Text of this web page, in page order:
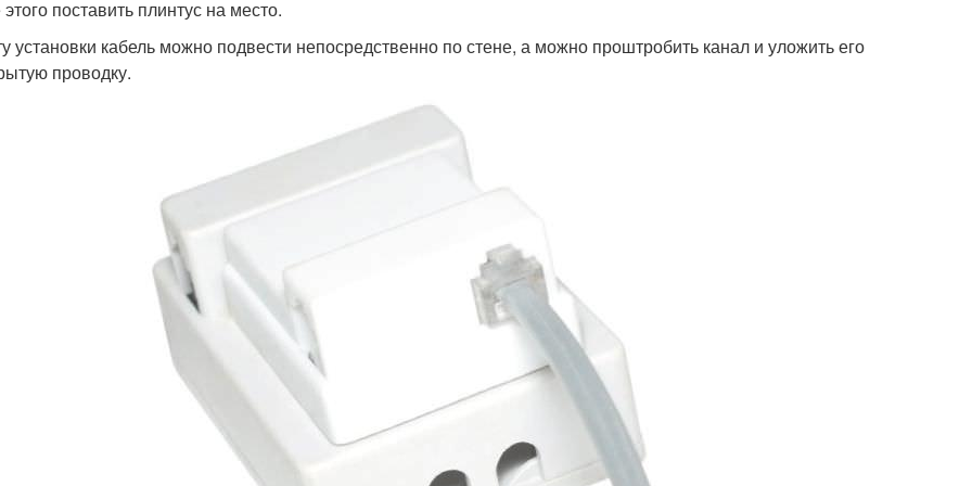
поставить плинтус на место.
установки кабель можно подвести непосредственно по стене, а можно проштробить канал и уложить его
проводку.